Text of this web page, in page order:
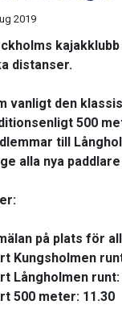
2019
distanser.
vanligt den
500
till
alla nya
på plats för
Kungsholmen
Långholmen runt:
500 meter: 11.30